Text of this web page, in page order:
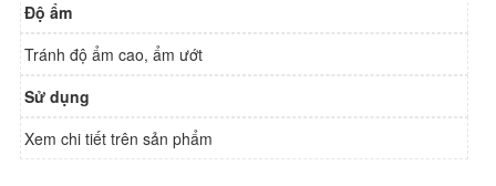
Độ ẩm
Tránh độ ẩm cao, ẩm ướt
Sử dụng
Xem chi tiết trên sản phẩm